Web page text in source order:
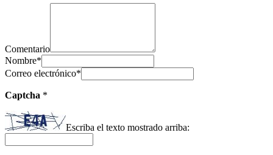
Comentario
Nombre*
Correo electrónico*
Captcha *
Escriba el texto mostrado arriba: